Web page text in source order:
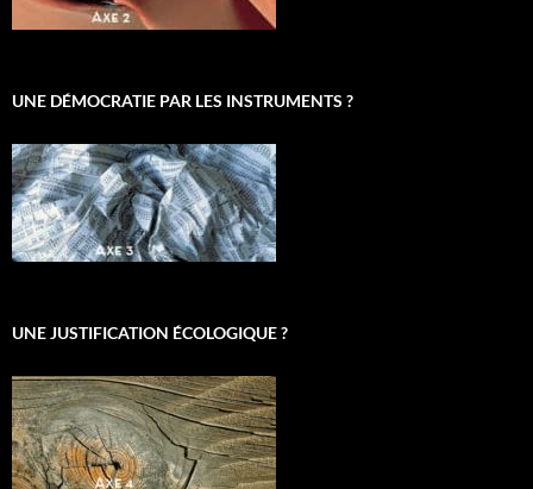
UNE DÉMOCRATIE PAR LES INSTRUMENTS ?
UNE JUSTIFICATION ÉCOLOGIQUE ?